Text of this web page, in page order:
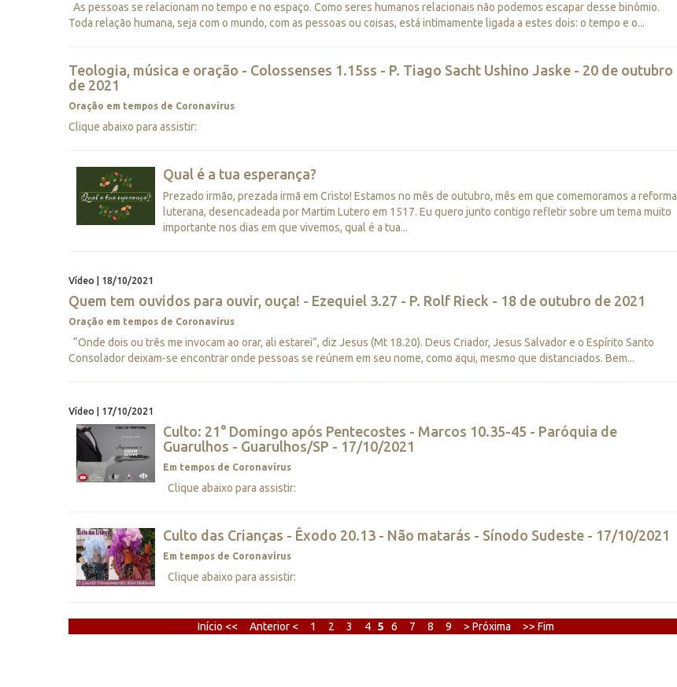
As pessoas se relacionam no tempo e no espaço. Como seres humanos relacionais não podemos escapar desse binômio.
Toda relação humana, seja com o mundo, com as pessoas ou coisas, está intimamente ligada a estes dois: o tempo e o...
Teologia, música e oração - Colossenses 1.15ss - P. Tiago Sacht Ushino Jaske - 20 de outubro
de 2021
Oração em tempos de Coronavírus
Clique abaixo para assistir:
Qual é a tua esperança?
Prezado irmão, prezada irmã em Cristo! Estamos no mês de outubro, mês em que comemoramos a reforma
luterana, desencadeada por Martim Lutero em 1517. Eu quero junto contigo refletir sobre um tema muito
importante nos dias em que vivemos, qual é a tua...
Vídeo | 18/10/2021
Quem tem ouvidos para ouvir, ouça! - Ezequiel 3.27 - P. Rolf Rieck - 18 de outubro de 2021
Oração em tempos de Coronavírus
“Onde dois ou três me invocam ao orar, ali estarei”, diz Jesus (Mt 18.20). Deus Criador, Jesus Salvador e o Espírito Santo
Consolador deixam-se encontrar onde pessoas se reúnem em seu nome, como aqui, mesmo que distanciados. Bem...
Vídeo | 17/10/2021
Culto: 21° Domingo após Pentecostes - Marcos 10.35-45 - Paróquia de
Guarulhos - Guarulhos/SP - 17/10/2021
Em tempos de Coronavírus
Clique abaixo para assistir:
Culto das Crianças - Êxodo 20.13 - Não matarás - Sínodo Sudeste - 17/10/2021
Em tempos de Coronavírus
Clique abaixo para assistir:
Início << Anterior < 1 2 3 4 5 6 7 8 9 > Próxima >> Fim